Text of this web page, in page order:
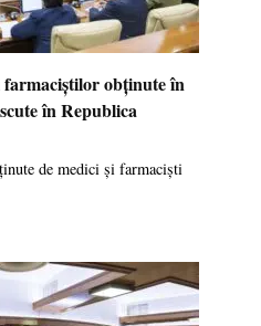
obținute în
în Republica
de medici și farmaciști